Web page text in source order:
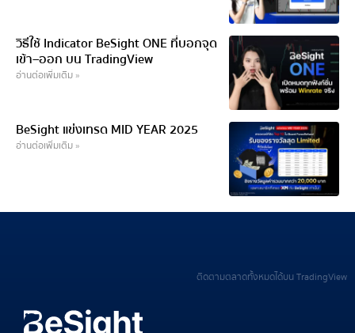
วิธีใช้ Indicator BeSight ONE ที่บอกจุด
เข้า–ออก บน TradingView
อ่านต่อเพิ่มเติม »
BeSight แข่งเทรด MID YEAR 2025
อ่านต่อเพิ่มเติม »
ติดตามตลาดทั้งหมดได้บน TradingView